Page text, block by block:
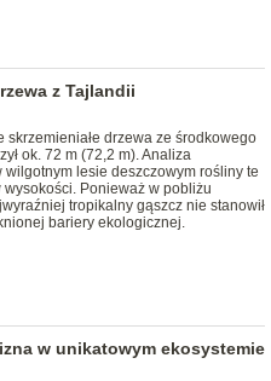
z Tajlandii
skrzemieniałe drzewa ze środkowego
ok. 72 m (72,2 m). Analiza
lesie deszczowym rośliny te
Ponieważ w pobliżu
tropikalny gąszcz nie stanowił
bariery ekologicznej.
w unikatowym ekosystemie